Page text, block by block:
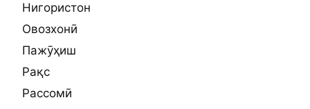
Нигористон
Овозхонӣ
Пажӯҳиш
Рақс
Рассомӣ